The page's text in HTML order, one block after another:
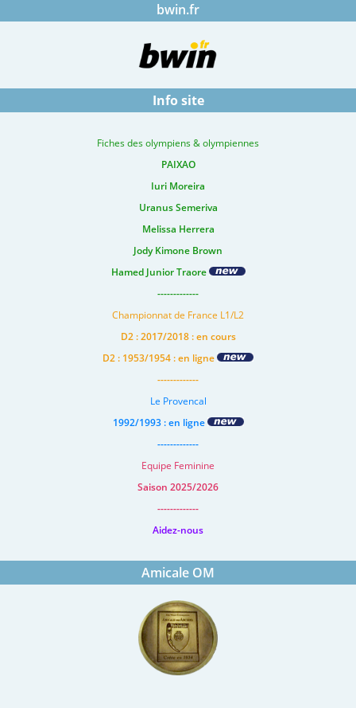
bwin.fr
Info site
Fiches des olympiens & olympiennes
PAIXAO
Iuri Moreira
Uranus Semeriva
Melissa Herrera
Jody Kimone Brown
Hamed Junior Traore
-------------
Championnat de France L1/L2
D2 : 2017/2018 : en cours
D2 : 1953/1954 : en ligne
-------------
Le Provencal
1992/1993 : en ligne
-------------
Equipe Feminine
Saison 2025/2026
-------------
Aidez-nous
Amicale OM